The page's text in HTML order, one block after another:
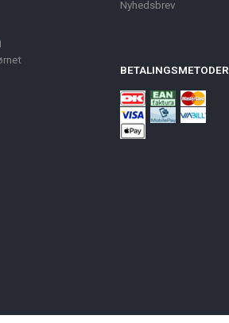
Nyhedsbrev
BETALINGSMETODER